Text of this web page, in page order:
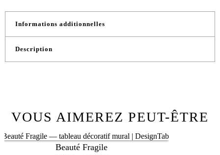
Informations additionnelles
Description
VOUS AIMEREZ PEUT-ÊTRE
Beauté Fragile